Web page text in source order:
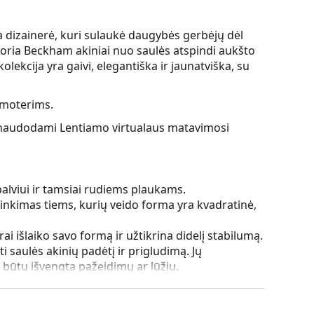
kuri sulaukė daugybės gerbėjų dėl
Beckham akiniai nuo saulės atspindi aukšto
yra gaivi, elegantiška ir jaunatviška, su
Lentiamo virtualaus matavimosi
ir tamsiai rudiems plaukams.
tiems, kurių veido forma yra kvadratinė,
išlaiko savo formą ir užtikrina didelį stabilumą.
saulės akinių padėtį ir prigludimą. Jų
išvengta pažeidimų ar lūžių.